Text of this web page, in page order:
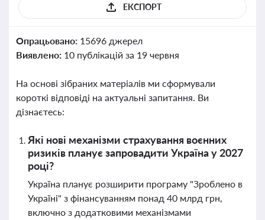
ЕКСПОРТ
Опрацьовано: 15696 джерел
Виявлено: 10 публікацій за 19 червня
На основі зібраних матеріалів ми сформували
короткі відповіді на актуальні запитання. Ви
дізнаєтесь:
Які нові механізми страхування воєнних
ризиків планує запровадити Україна у 2027
році?
Україна планує розширити програму "Зроблено в
Україні" з фінансуванням понад 40 млрд грн,
включно з додатковими механізмами